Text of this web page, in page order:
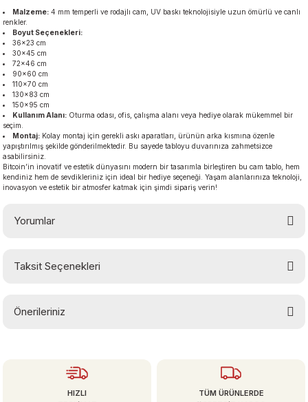
Malzeme: 4 mm temperli ve rodajlı cam, UV baskı teknolojisiyle uzun ömürlü ve canlı
renkler.
Boyut Seçenekleri:
36×23 cm
30×45 cm
72×46 cm
90×60 cm
110×70 cm
130×83 cm
150×95 cm
Kullanım Alanı: Oturma odası, ofis, çalışma alanı veya hediye olarak mükemmel bir
seçim.
Montaj: Kolay montaj için gerekli askı aparatları, ürünün arka kısmına özenle
yapıştırılmış şekilde gönderilmektedir. Bu sayede tabloyu duvarınıza zahmetsizce
asabilirsiniz.
Bitcoin’in inovatif ve estetik dünyasını modern bir tasarımla birleştiren bu cam tablo, hem
kendiniz hem de sevdikleriniz için ideal bir hediye seçeneği. Yaşam alanlarınıza teknoloji,
inovasyon ve estetik bir atmosfer katmak için şimdi sipariş verin!
Yorumlar
Taksit Seçenekleri
Önerileriniz
HIZLI
TÜM ÜRÜNLERDE